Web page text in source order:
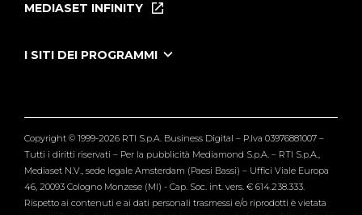
Le Iene Presentano Inside
Tutti i servizi
MEDIASET INFINITY
I SITI DEI PROGRAMMI
Verissimo
Copyright © 1999-2026 RTI S.p.A. Business Digital – P.Iva 03976881007 –
Tutti i diritti riservati – Per la pubblicità Mediamond S.p.A. – RTI S.p.A.,
Mediaset N.V., sede legale Amsterdam (Paesi Bassi) – Uffici Viale Europa
46, 20093 Cologno Monzese (MI) - Cap. Soc. int. vers. € 614.238.333.
Rispetto ai contenuti e ai dati personali trasmessi e/o riprodotti è vietata